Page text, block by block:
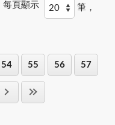
每頁顯示 筆，
54 55 56 57